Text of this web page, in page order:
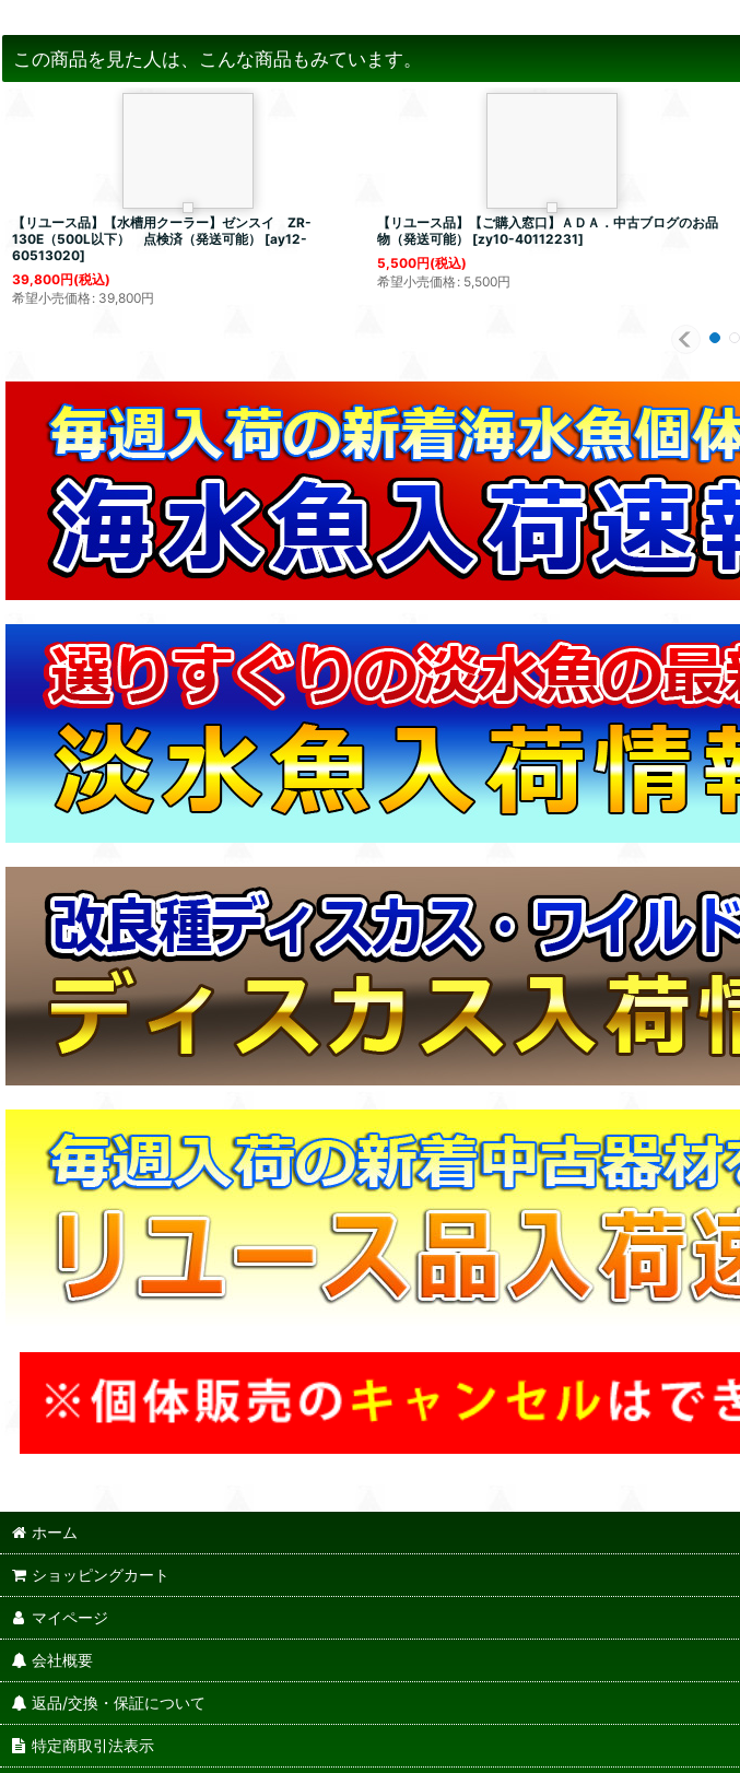
この商品を見た人は、こんな商品もみています。
【リユース品】【水槽用クーラー】ゼンスイ ZR-
130E（500L以下） 点検済（発送可能）
[ay12-
60513020]
39,800円(税込)
希望小売価格: 39,800円
【リユース品】【ご購入窓口】ＡＤＡ．中古ブログのお品
物（発送可能）
[zy10-40112231]
5,500円(税込)
希望小売価格: 5,500円
ホーム
ショッピングカート
マイページ
会社概要
返品/交換・保証について
特定商取引法表示